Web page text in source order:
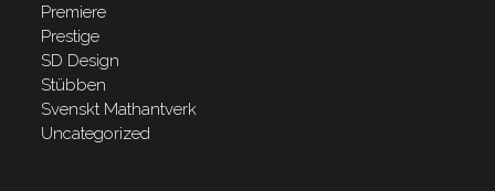
Premiere
Prestige
SD Design
Stübben
Svenskt Mathantverk
Uncategorized